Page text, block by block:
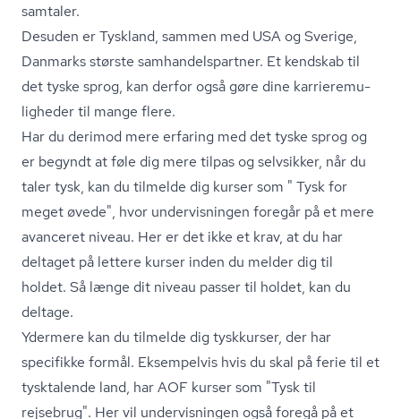
sam­ta­ler.
Desuden er Tyskland, sammen med USA og Sverige,
Danmarks største sam­han­dels­part­ner. Et kendskab til
det tyske sprog, kan derfor også gøre dine kar­ri­e­re­mu­
lig­he­der til mange flere.
Har du derimod mere erfaring med det tyske sprog og
er begyndt at føle dig mere tilpas og selvsikker, når du
taler tysk, kan du tilmelde dig kurser som " Tysk for
meget øvede", hvor undervisningen foregår på et mere
avanceret niveau. Her er det ikke et krav, at du har
deltaget på lettere kurser inden du melder dig til
holdet. Så længe dit niveau passer til holdet, kan du
deltage.
Ydermere kan du tilmelde dig tyskkurser, der har
specifikke formål. Eksempelvis hvis du skal på ferie til et
tysktalende land, har AOF kurser som "Tysk til
rejsebrug". Her vil undervisningen også foregå på et